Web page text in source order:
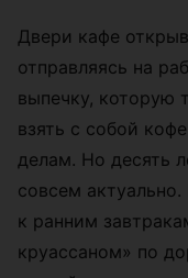
Двери кафе
отправляясь на
выпечку, которую
взять с собой
делам. Но десять
совсем
к ранним
круассаном» по